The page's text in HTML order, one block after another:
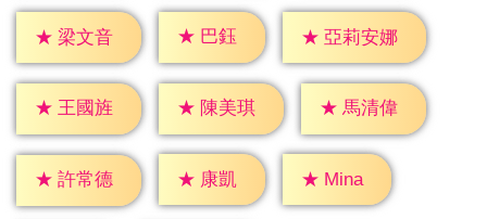
★ 梁文音 ★ 巴鈺 ★ 亞莉安娜
★ 王國旌 ★ 陳美琪 ★ 馬清偉
★ 許常德 ★ 康凱 ★ Mina